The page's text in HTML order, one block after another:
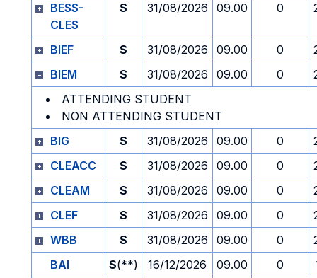
BESS-
CLES
S 31/08/2026 09.00 0
BIEF S 31/08/2026 09.00 0
BIEM
S 31/08/2026 09.00 0
ATTENDING STUDENT
NON ATTENDING STUDENT
BIG
S 31/08/2026 09.00 0
CLEACC
S 31/08/2026 09.00 0
CLEAM
S 31/08/2026 09.00 0
CLEF
S 31/08/2026 09.00 0
WBB
S 31/08/2026 09.00 0
BAI
S(**) 16/12/2026 09.00 0